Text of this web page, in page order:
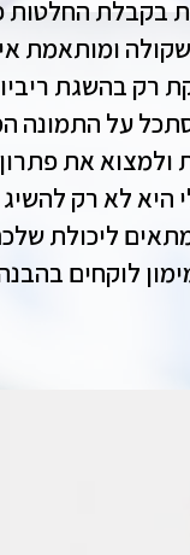
בקבלת החלטות
שקולה ומותאמת
רק בהשגת
על התמונה
ולמצוא את
היא לא רק
ליכולת
לוקחים